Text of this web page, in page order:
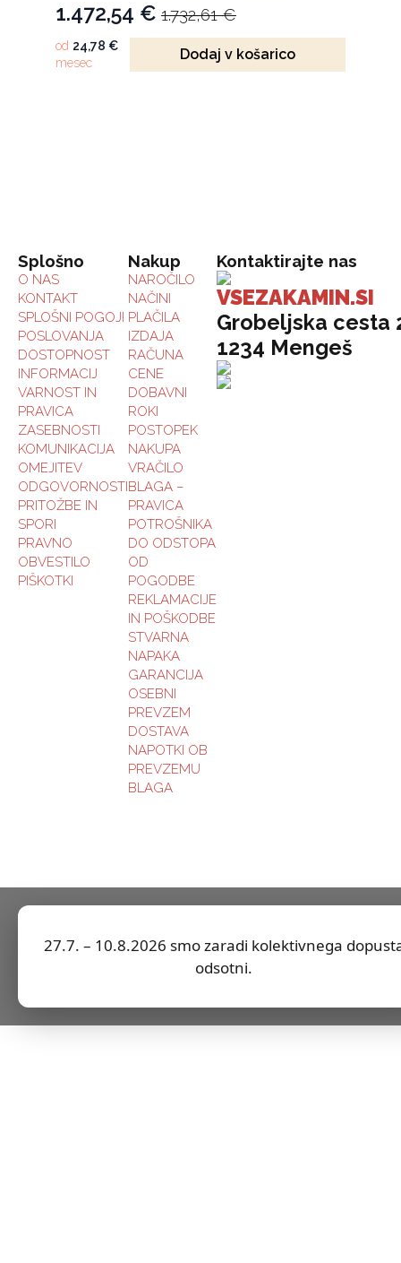
1.732,61€
Izvirna
cena
je
1.472,54 €
Trenutna
cena
je:
od 24,78 €
mesec
Dodaj v košarico
Splošno
O NAS
KONTAKT
SPLOŠNI POGOJI
POSLOVANJA
DOSTOPNOST
INFORMACIJ
VARNOST IN
PRAVICA
ZASEBNOSTI
KOMUNIKACIJA
OMEJITEV
ODGOVORNOSTI
PRITOŽBE IN
SPORI
PRAVNO
OBVESTILO
PIŠKOTKI
Nakup
NAROČILO
NAČINI
PLAČILA
IZDAJA
RAČUNA
CENE
DOBAVNI
ROKI
POSTOPEK
NAKUPA
VRAČILO
BLAGA –
PRAVICA
POTROŠNIKA
DO ODSTOPA
OD
POGODBE
REKLAMACIJE
IN POŠKODBE
STVARNA
NAPAKA
GARANCIJA
OSEBNI
PREVZEM
DOSTAVA
NAPOTKI OB
PREVZEMU
BLAGA
Kontaktirajte nas
VSEZAKAMIN.SI
Grobeljska cesta
1234 Mengeš
27.7. – 10.8.2026 smo zaradi kolektivnega
odsotni.